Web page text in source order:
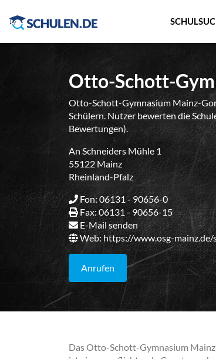
Otto-Schott-
Otto-Schott-Gymnasium Mainz-
Schülern. Nutzer bewerten die
Bewertungen).
An Schneiders Mühle 1
55122 Mainz
Rheinland-Pfalz
Fon: 06131 - 90656-0
Fax: 06131 - 90656-15
E-Mail senden
Web:https://www.osg-
Anrufen
Das Otto-Schott-Gymnasium